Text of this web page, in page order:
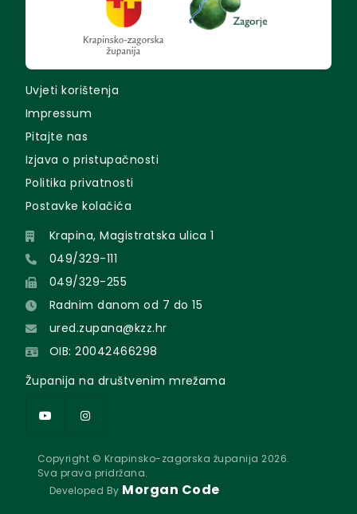
Uvjeti korištenja
Impressum
Pitajte nas
Izjava o pristupačnosti
Politika privatnosti
Postavke kolačića
Krapina, Magistratska ulica 1
049/329-111
049/329-255
Radnim danom od 7 do 15
ured.zupana@kzz.hr
OIB: 20042466298
Županija na društvenim mrežama
Copyright © Krapinsko-zagorska županija 2026.
Sva prava pridržana.
Developed By Morgan Code